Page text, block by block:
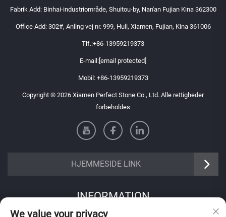
Fabrik Add: Binhai-industriområde, Shuitou-by, Nan'an Fujian Kina 362300
Office Add: 302#, Anling vej nr. 999, Huli, Xiamen, Fujian, Kina 361006
Tlf.:+86-13959219373
E-mail: [email protected]
Mobil: +86-13959219373
Copyright © 2026 Xiamen Perfect Stone Co., Ltd. Alle rettigheder
forbeholdes
HJEMMESIDE LINK
INFORMATION
We value your privacy